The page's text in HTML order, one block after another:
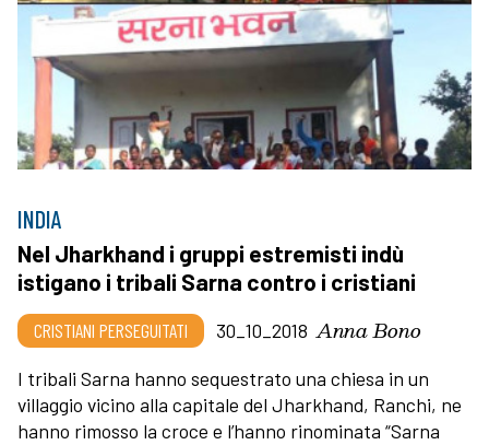
INDIA
Nel Jharkhand i gruppi estremisti indù
istigano i tribali Sarna contro i cristiani
CRISTIANI PERSEGUITATI 30_10_2018 Anna Bono
I tribali Sarna hanno sequestrato una chiesa in un
villaggio vicino alla capitale del Jharkhand, Ranchi, ne
hanno rimosso la croce e l’hanno rinominata “Sarna